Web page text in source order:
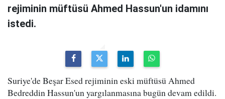
rejiminin müftüsü Ahmed Hassun'un idamını
istedi.
Suriye'de Beşar Esed rejiminin eski müftüsü Ahmed
Bedreddin Hassun'un yargılanmasına bugün devam edildi.